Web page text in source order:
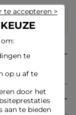
snit die
De
elegantie,
Gemaakt van
stijl in al zijn
te
op u af te
door het
aan te bieden
te accepteren >